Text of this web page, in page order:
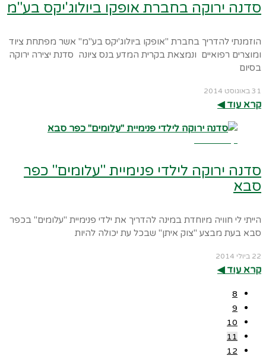
סדנה ירוקה בחברת אופקו ביולוג'יקס בע"מ
הוזמנתי להדריך בחברת "אופקו ביולוג'יקס בע"מ" אשר מפתחת ציוד
ומוצרים רפואיים ונמצאת בקרית המדע בנס ציונה סדנת יצירה ירוקה
בסיום
31 באוגוסט 2014
קרא עוד ◀︎
סדנה ירוקה לילדי פנימיית "עלומים" כפר
סבא
הייתי לי חוויה מיוחדת במינה להדריך את ילדי פנימיית "עלומים" בכפר
סבא בעת מבצע "צוק איתן" שבכל עת יכולה להיות
22 ביולי 2014
קרא עוד ◀︎
8
9
10
11
12